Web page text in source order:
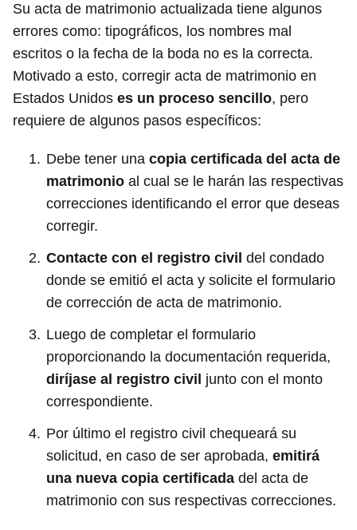
Su acta de matrimonio actualizada tiene algunos
errores como: tipográficos, los nombres mal
escritos o la fecha de la boda no es la correcta.
Motivado a esto, corregir acta de matrimonio en
Estados Unidos es un proceso sencillo, pero
requiere de algunos pasos específicos:
Debe tener una copia certificada del acta de
matrimonio al cual se le harán las respectivas
correcciones identificando el error que deseas
corregir.
Contacte con el registro civil del condado
donde se emitió el acta y solicite el formulario
de corrección de acta de matrimonio.
Luego de completar el formulario
proporcionando la documentación requerida,
diríjase al registro civil junto con el monto
correspondiente.
Por último el registro civil chequeará su
solicitud, en caso de ser aprobada, emitirá
una nueva copia certificada del acta de
matrimonio con sus respectivas correcciones.